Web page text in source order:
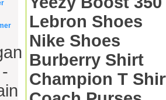
Lebron Shoes
Nike Shoes
Burberry Shirt
Champion T